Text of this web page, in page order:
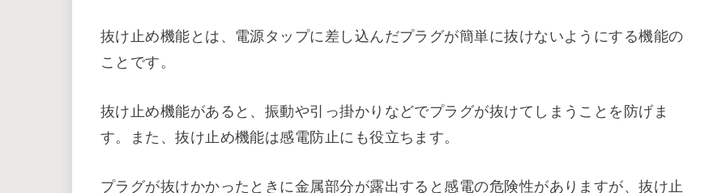
雷サージが電源タップに流れ込むと、接続された機器にダメージを与える可能性があり
ます。そこで、雷サージから機器を守るためには、雷サージ対応の電源タップを選ぶこ
雷サージ対応の電源タップには、雷サージ吸収回路や過電圧カット機能などが搭載され